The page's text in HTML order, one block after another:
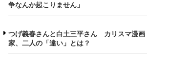
争なんか起こりません」
つげ義春さんと白土三平さん カリスマ漫画
家、二人の「違い」とは？